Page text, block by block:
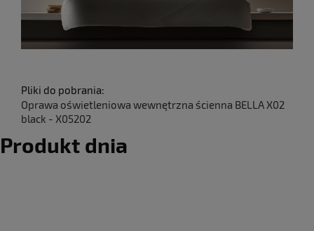
Pliki do pobrania:
Oprawa oświetleniowa wewnętrzna ścienna BELLA X02
black - X05202
Produkt dnia